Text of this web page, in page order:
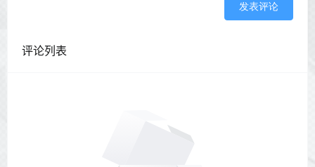
发表评论
评论列表